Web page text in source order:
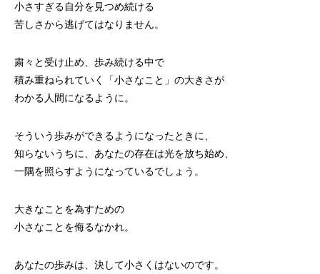
小さすぎる自分を見つめ続ける
苦しさから逃げてはなりません。
粛々と受け止め、歩み続ける中で
積み重ねられていく「小さなこと」の大きさが
わかる人間になるように。
そういう歩みができるようになったときに、
知らないうちに、あなたの存在は光を放ち始め、
一隅を照らすようになっているでしょう。
大きなことを為すための
小さなことを侮るなかれ。
あなたの歩みは、決して小さくはないのです。